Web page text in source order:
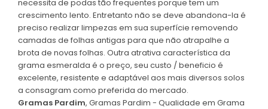
necessita de podas tão frequentes porque tem um
crescimento lento. Entretanto não se deve abandona-la é
preciso realizar limpezas em sua superfície removendo
camadas de folhas antigas para que não atrapalhe a
brota de novas folhas. Outra atrativa característica da
grama esmeralda é o preço, seu custo / beneficio é
excelente, resistente e adaptável aos mais diversos solos
a consagram como preferida do mercado.
Gramas Pardim, Gramas Pardim - Qualidade em Grama